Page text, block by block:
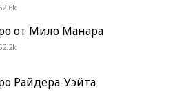
от Мило Манара
Райдера-Уэйта